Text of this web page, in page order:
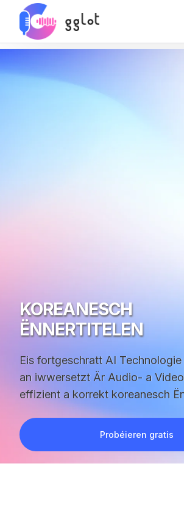
KOREANESCH
ËNNERTITELEN
Eis fortgeschratt AI
an iwwersetzt Är Audio- a
effizient a korrekt koreanesch
Probéieren gratis